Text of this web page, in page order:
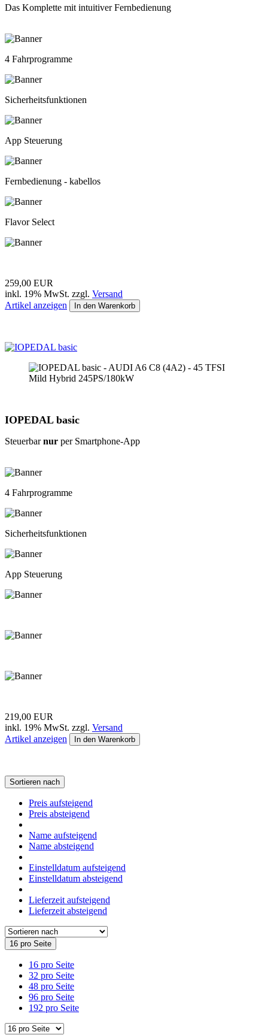
Das Komplette mit intuitiver Fernbedienung
4 Fahrprogramme
Sicherheitsfunktionen
App Steuerung
Fernbedienung - kabellos
Flavor Select
259,00 EUR
inkl. 19% MwSt. zzgl. Versand
Artikel anzeigen
In den Warenkorb
IOPEDAL basic
Steuerbarnur per Smartphone-App
4 Fahrprogramme
Sicherheitsfunktionen
App Steuerung
219,00 EUR
inkl. 19% MwSt. zzgl. Versand
Artikel anzeigen
In den Warenkorb
Sortieren nach
Preis aufsteigend
Preis absteigend
Name aufsteigend
Name absteigend
Einstelldatum aufsteigend
Einstelldatum absteigend
Lieferzeit aufsteigend
Lieferzeit absteigend
16 pro Seite
16 pro Seite
32 pro Seite
48 pro Seite
96 pro Seite
192 pro Seite